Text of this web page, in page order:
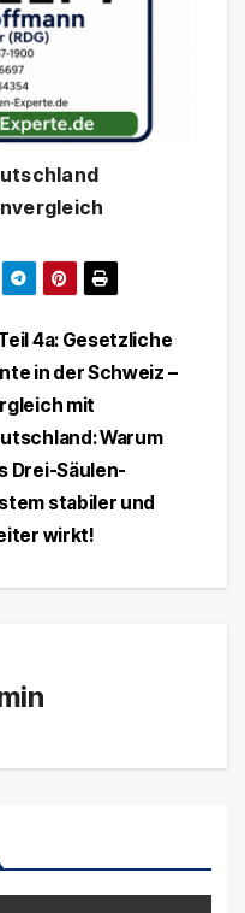
4a: Gesetzliche
in der Schweiz –
mit
Warum
Drei-Säulen-
stabiler und
wirkt!